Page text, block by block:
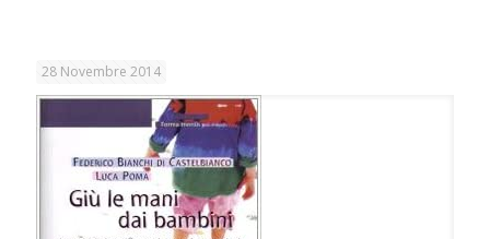
28 Novembre 2014